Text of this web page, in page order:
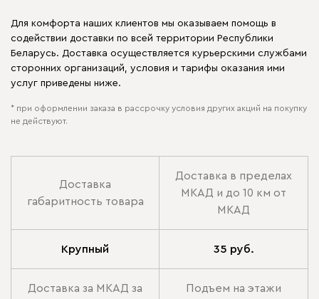
Для комфорта наших клиентов мы оказываем помощь в
содействии доставки по всей территории Республики
Беларусь. Доставка осуществляется курьерскими службами
сторонних организаций, условия и тарифы оказания ими
услуг приведены ниже.
* при оформлении заказа в рассрочку условия других акций на покупку
не действуют.
Доставка
габаритность товара
Доставка в пределах
МКАД и до 10 км от
МКАД
Крупный 35 руб.
Доставка за МКАД за
Подъем на этажи